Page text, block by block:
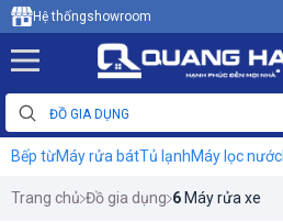
Hệ thốngshowroom
Bếp từMáy rửa bátTủ lạnhMáy lọc nước
Trang chủ Đồ gia dụng 6 Máy rửa xe